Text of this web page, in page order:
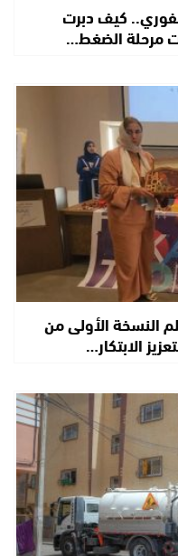
كيف دبرت
مرحلة الضغط…
النسخة الأولى من